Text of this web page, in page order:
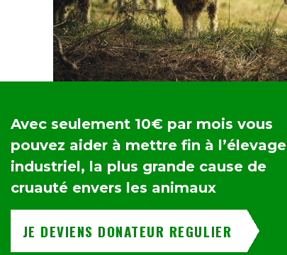
Avec seulement 10€ par mois vous
pouvez aider à mettre fin à l’élevage
industriel, la plus grande cause de
cruauté envers les animaux
JE DEVIENS DONATEUR REGULIER